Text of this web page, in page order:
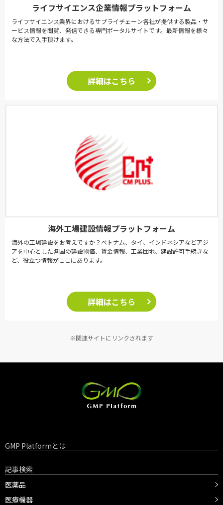
ライフサイエンス企業情報プラットフォーム
ライフサイエンス業界におけるサプライチェーン各社が提供する製品・サ
ービス情報を閲覧、発信できる専門ポータルサイトです。最新情報を様々
な方法で入手頂けます。
詳細はこちら
海外工場建設情報プラットフォーム
海外の工場建設をお考えですか？ベトナム、タイ、インドネシアなどアジ
アを中心とした各国の建設物価、賃金情報、工業団地、建設許可手続きな
ど、役立つ情報がここにあります。
詳細はこちら
※関連サイトにリンクされます
GMP Platformとは
記事検索
医薬品
医療機器